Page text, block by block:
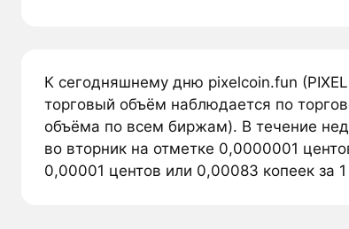
К сегодняшнему дню pixelcoin.fun
торговый объём наблюдается по
объёма по всем биржам). В течение
во вторник на отметке 0,0000001
0,00001 центов или 0,00083 копеек за 1